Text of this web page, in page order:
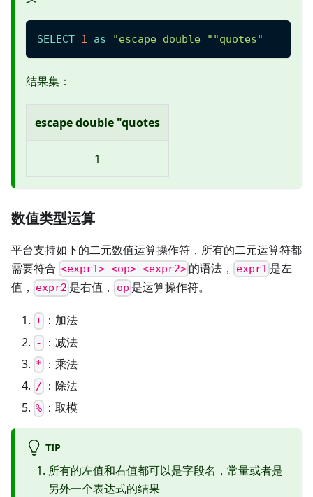
SELECT 1 as "escape double ""quotes"
结果集：
escape double "quotes
1
数值类型运算
平台支持如下的二元数值运算操作符，所有的二元运算符都
需要符合 <expr1> <op> <expr2> 的语法， expr1 是左
值，
expr2 是右值， op 是运算操作符。
+ ：加法
- ：减法
* ：乘法
/ ：除法
% ：取模
TIP
所有的左值和右值都可以是字段名，常量或者是
另外一个表达式的结果